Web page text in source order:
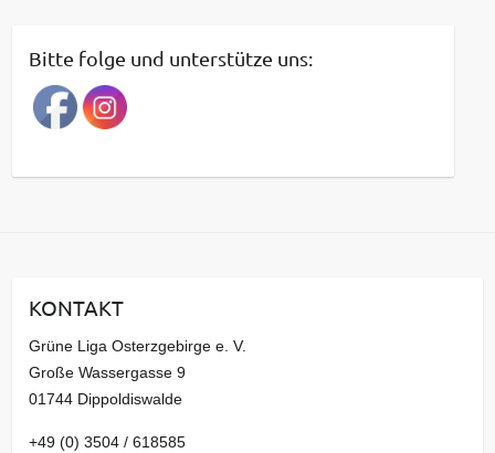
r
a
g
a
v
Bitte folge und unterstütze uns:
KONTAKT
Grüne Liga Osterzgebirge e. V.
Große Wassergasse 9
01744 Dippoldiswalde
+49 (0) 3504 / 618585